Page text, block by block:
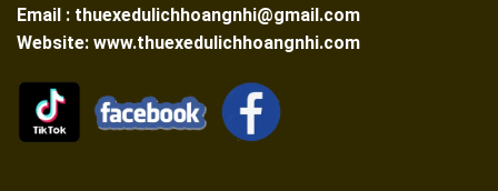
Email : thuexedulichhoangnhi@gmail.com
Website: www.thuexedulichhoangnhi.com